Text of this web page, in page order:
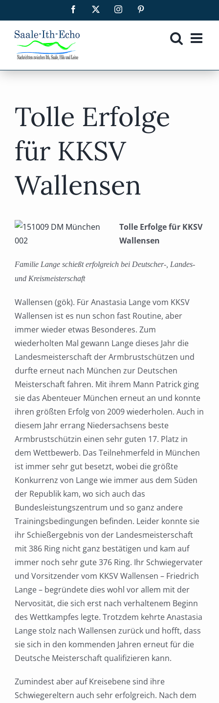
Inhalt
springen
Facebook Instagram
Tolle Erfolge
für KKSV
Wallensen
Tolle Erfolge für KKSV
Wallensen
Familie Lange schießt erfolgreich bei Deutscher-, Landes-
und Kreismeisterschaft
Wallensen (gök). Für Anastasia Lange vom KKSV
Wallensen ist es nun schon fast Routine, aber
immer wieder etwas Besonderes. Zum
wiederholten Mal gewann Lange dieses Jahr die
Landesmeisterschaft der Armbrustschützen und
durfte erneut nach München zur Deutschen
Meisterschaft fahren. Mit ihrem Mann Patrick ging
sie das Abenteuer München erneut an und konnte
ihren größten Erfolg von 2009 wiederholen. Auch in
diesem Jahr errang Niedersachsens beste
Armbrustschützin einen sehr guten 17. Platz in
dem Wettbewerb. Das Teilnehmerfeld in München
ist immer sehr gut besetzt, wobei die größte
Konkurrenz von Lange wie immer aus dem Süden
der Republik kam, wo sich auch das
Bundesleistungszentrum und so ganz andere
Trainingsbedingungen befinden. Leider konnte sie
ihr Schießergebnis von der Landesmeisterschaft
mit 386 Ring nicht ganz bestätigen und kam auf
immer noch sehr gute 376 Ring. Ihr Schwiegervater
und Vorsitzender vom KKSV Wallensen – Friedrich
Lange – begründete dies wohl vor allem mit der
Nervosität, die sich erst nach verhaltenem Beginn
des Wettkampfes legte. Trotzdem kehrte Anastasia
Lange stolz nach Wallensen zurück und hofft, dass
sie sich in den kommenden Jahren erneut für die
Deutsche Meisterschaft qualifizieren kann.
Zumindest aber auf Kreisebene sind ihre
Schwiegereltern auch sehr erfolgreich. Nach dem